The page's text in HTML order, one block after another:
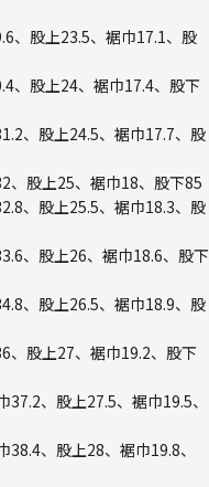
、股上23.5、裾巾17.1、股
、股上24、裾巾17.4、股下
、股上24.5、裾巾17.7、股
、股上25、裾巾18、股下85
、股上25.5、裾巾18.3、股
、股上26、裾巾18.6、股下
、股上26.5、裾巾18.9、股
、股上27、裾巾19.2、股下
、股上27.5、裾巾19.5、
、股上28、裾巾19.8、